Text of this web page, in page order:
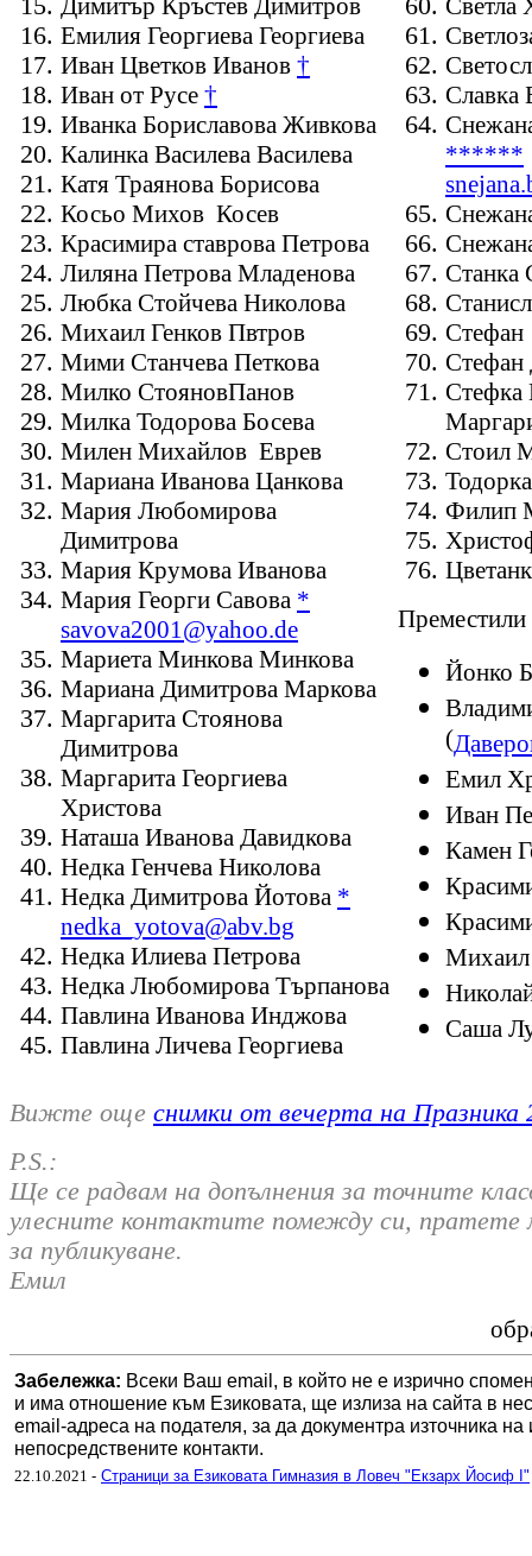
Димитър Кръстев Димитров
Емилия Георгиева Георгиева
Иван Цветков Иванов †
Иван от Русе †
Иванка Бориславова Живкова
Калинка Василева Василева
Катя Траянова Борисова
Косьо Михов Косев
Красимира ставрова Петрова
Лиляна Петрова Младенова
Любка Стойчева Николова
Михаил Генков Пвтров
Мими Станчева Петкова
Милко СтояновПанов
Милка Тодорова Босева
Милен Михайлов Еврев
Мариана Иванова Цанкова
Мария Любомирова
Димитрова
Мария Крумова Иванова
Мария Георги Савова *
savova2001@yahoo.de
Мариета Минкова Минкова
Мариана Димитрова Маркова
Маргарита Стоянова
Димитрова
Маргарита Георгиева
Христова
Наташа Иванова Давидкова
Недка Генчева Николова
Недка Димитрова Йотова *
nedka_yotova@abv.bg
Недка Илиева Петрова
Недка Любомирова Търпанова
Павлина Иванова Инджова
Павлина Личева Георгиева
Светла
Славка
******
Станка
Стефан
Стефан
Стефка
Стоил
Филип
Преместили
Йонко
(
Емил
Иван
Камен
Михаил
Саша
Вижте още снимки от вечерта на Празника
P.S.:
Ще се радвам на допълнения за точните
улесните контактите помежду си, пратете
за публикуване.
Емил
Забележка: Всеки Ваш email, в който не е изрично
и има отношение към Езиковата, ще излиза на сайта в
email-адреса на подателя, за да документра източника
непосредствените контакти.
22.10.2021 - Страници за Езиковата Гимназия в Ловеч "Екзарх Йосиф I"